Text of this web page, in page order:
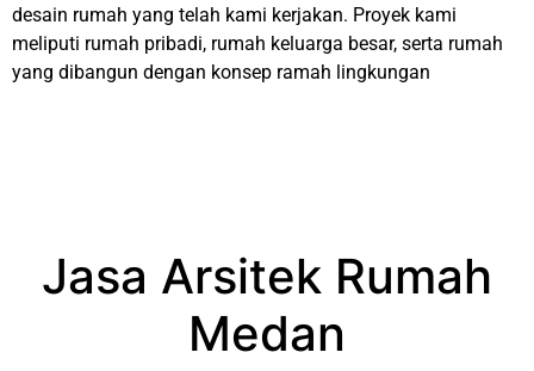
desain rumah yang telah kami kerjakan. Proyek kami
meliputi rumah pribadi, rumah keluarga besar, serta rumah
yang dibangun dengan konsep ramah lingkungan
Jasa Arsitek Rumah
Medan